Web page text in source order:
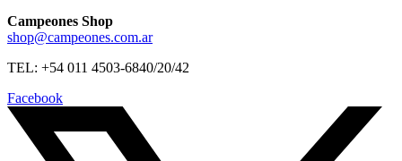
Campeones Shop
shop@campeones.com.ar
TEL: +54 011 4503-6840/20/42
Facebook